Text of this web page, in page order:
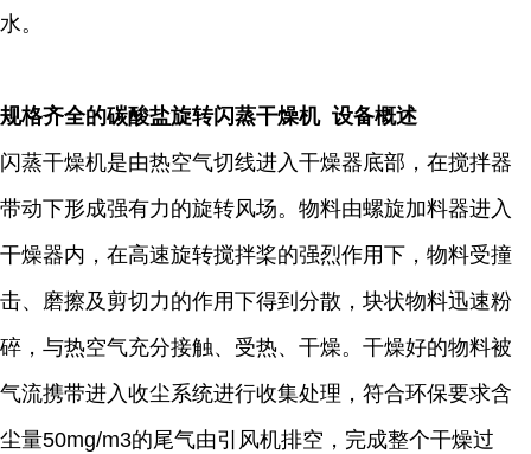
水。
规格齐全的碳酸盐旋转闪蒸干燥机 设备概述
闪蒸干燥机是由热空气切线进入干燥器底部，在搅拌器
带动下形成强有力的旋转风场。物料由螺旋加料器进入
干燥器内，在高速旋转搅拌桨的强烈作用下，物料受撞
击、磨擦及剪切力的作用下得到分散，块状物料迅速粉
碎，与热空气充分接触、受热、干燥。干燥好的物料被
气流携带进入收尘系统进行收集处理，符合环保要求含
尘量50mg/m3的尾气由引风机排空，完成整个干燥过